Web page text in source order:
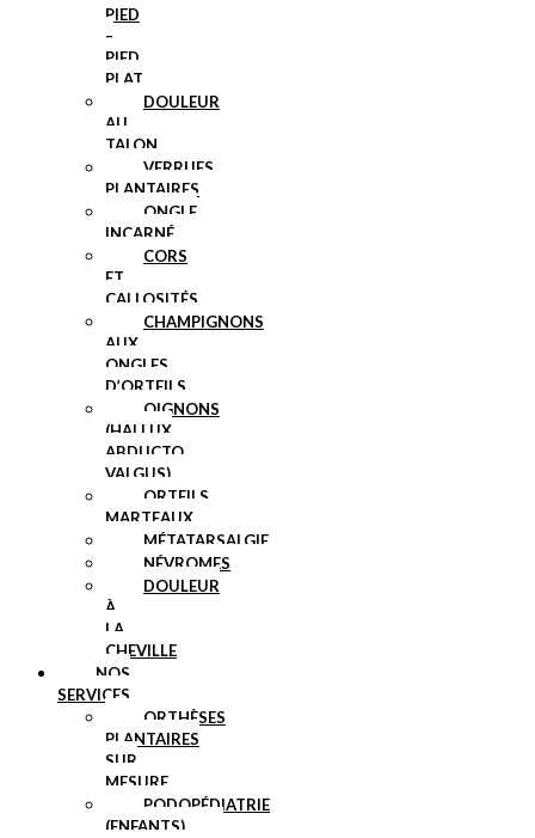
PIED
–
PIED
PLAT
DOULEUR
AU
TALON
VERRUES
PLANTAIRES
ONGLE
INCARNÉ
CORS
ET
CALLOSITÉS
CHAMPIGNONS
AUX
ONGLES
D’ORTEILS
OIGNONS
(HALLUX
ABDUCTO
VALGUS)
ORTEILS
MARTEAUX
MÉTATARSALGIE
NÉVROMES
DOULEUR
À
LA
CHEVILLE
NOS
SERVICES
ORTHÈSES
PLANTAIRES
SUR
MESURE
PODOPÉDIATRIE
(ENFANTS)